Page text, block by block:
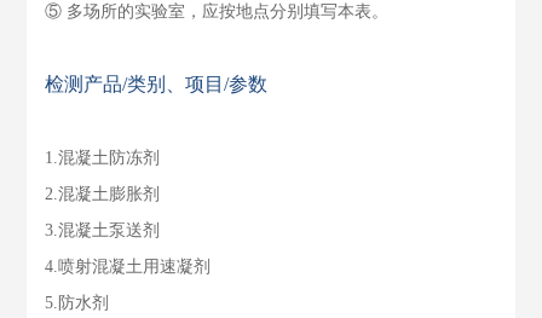
⑤ 多场所的实验室，应按地点分别填写本表。
检测产品/类别、项目/参数
1.混凝土防冻剂
2.混凝土膨胀剂
3.混凝土泵送剂
4.喷射混凝土用速凝剂
5.防水剂